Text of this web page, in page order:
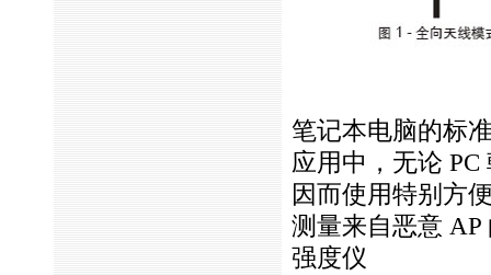
笔记本电脑的标
应用中，无论
因而使用特别方
测量来自恶意 AP
强度仪